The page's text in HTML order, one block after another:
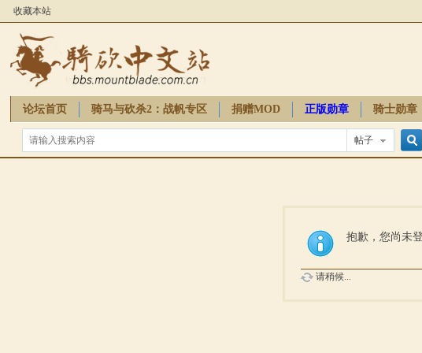
收藏本站
论坛首页 骑马与砍杀2：战帆专区 捐赠MOD 正版勋章 骑士勋章
骑砍周边
帖子
索
抱歉，您尚未
请稍候...